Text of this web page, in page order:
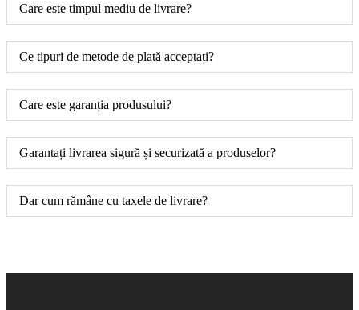
Care este timpul mediu de livrare?
Ce tipuri de metode de plată acceptați?
Care este garanția produsului?
Garantați livrarea sigură și securizată a produselor?
Dar cum rămâne cu taxele de livrare?